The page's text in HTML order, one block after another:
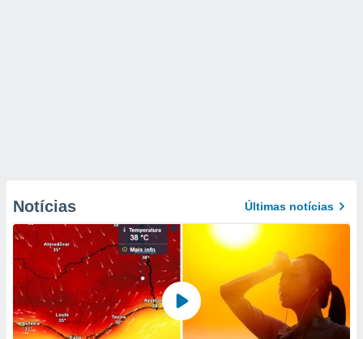
Notícias Últimas notícias